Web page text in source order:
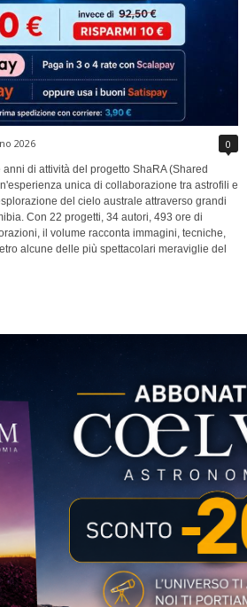
2026 0
di attività del progetto ShaRA (Shared
unica di collaborazione tra astrofili e
del cielo australe attraverso grandi
Con 22 progetti, 34 autori, 493 ore di
il volume racconta immagini, tecniche,
alcune delle più spettacolari meraviglie del